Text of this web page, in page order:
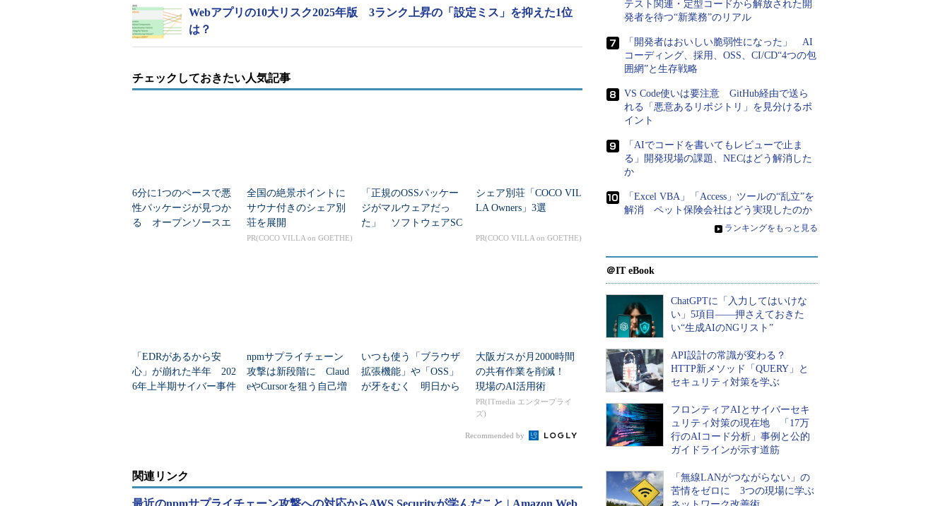
Webアプリの10大リスク2025年版 3ランク上昇の「設定ミス」を抑えた1位
は？
チェックしておきたい人気記事
6分に1つのペースで悪
性パッケージが見つか
る オープンソースエ
全国の絶景ポイントに
サウナ付きのシェア別
荘を展開
PR(COCO VILLA on GOETHE)
「正規のOSSパッケー
ジがマルウェアだっ
た」 ソフトウェアSC
シェア別荘「COCO VIL
LA Owners」3選
PR(COCO VILLA on GOETHE)
「EDRがあるから安
心」が崩れた半年 202
6年上半期サイバー事件
npmサプライチェーン
攻撃は新段階に Claud
eやCursorを狙う自己増
いつも使う「ブラウザ
拡張機能」や「OSS」
が牙をむく 明日から
大阪ガスが月2000時間
の共有作業を削減！
現場のAI活用術
PR(ITmedia エンタープライ
ズ)
Recommended by
関連リンク
最近のnpmサプライチェーン攻撃への対応からAWS Securityが学んだこと | Amazon Web
テスト関連・定型コードから解放された開
発者を待つ“新業務”のリアル
「開発者はおいしい脆弱性になった」 AI
コーディング、採用、OSS、CI/CD“4つの包
囲網”と生存戦略
VS Code使いは要注意 GitHub経由で送ら
れる「悪意あるリポジトリ」を見分けるポ
イント
「AIでコードを書いてもレビューで止ま
る」開発現場の課題、NECはどう解消した
か
「Excel VBA」「Access」ツールの“乱立”を
解消 ペット保険会社はどう実現したのか
» ランキングをもっと見る
＠IT eBook
ChatGPTに「入力してはいけな
い」5項目――押さえておきた
い“生成AIのNGリスト”
API設計の常識が変わる？
HTTP新メソッド「QUERY」と
セキュリティ対策を学ぶ
フロンティアAIとサイバーセキ
ュリティ対策の現在地 「17万
行のAIコード分析」事例と公的
ガイドラインが示す道筋
「無線LANがつながらない」の
苦情をゼロに 3つの現場に学ぶ